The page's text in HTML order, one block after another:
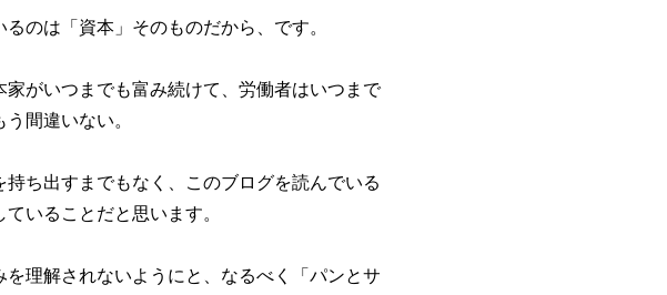
のは「資本」そのものだから、です。
がいつまでも富み続けて、労働者はいつまで
間違いない。
ち出すまでもなく、このブログを読んでいる
いることだと思います。
理解されないようにと、なるべく「パンとサ